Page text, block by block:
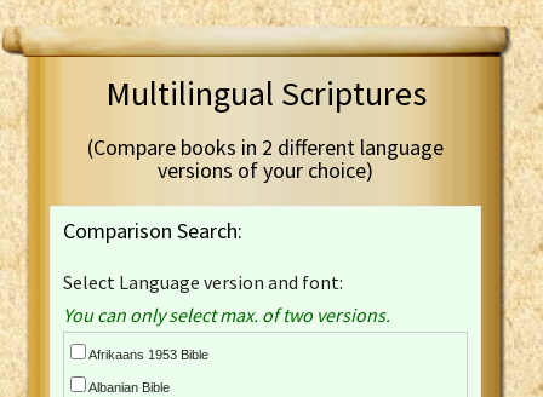
Multilingual Scriptures
(Compare books in 2 different language
versions of your choice)
Comparison Search:
Select Language version and font:
You can only select max. of two versions.
Afrikaans 1953 Bible
Albanian Bible